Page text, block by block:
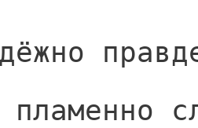
пламенно